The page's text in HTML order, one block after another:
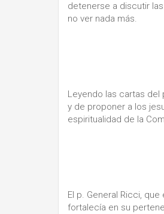
detenerse a discutir
no ver nada más.
Leyendo las cartas
y de proponer a los
espiritualidad de la
El p. General Ricci,
fortalecía en su